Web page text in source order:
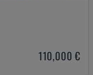
110,000 €